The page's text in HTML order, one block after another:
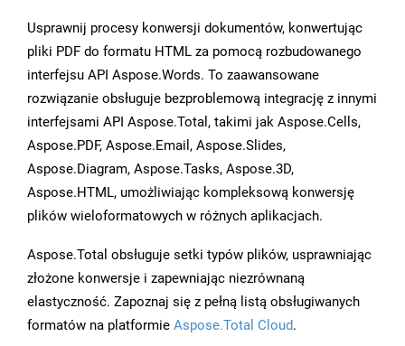
Usprawnij procesy konwersji dokumentów, konwertując
pliki PDF do formatu HTML za pomocą rozbudowanego
interfejsu API Aspose.Words. To zaawansowane
rozwiązanie obsługuje bezproblemową integrację z innymi
interfejsami API Aspose.Total, takimi jak Aspose.Cells,
Aspose.PDF, Aspose.Email, Aspose.Slides,
Aspose.Diagram, Aspose.Tasks, Aspose.3D,
Aspose.HTML, umożliwiając kompleksową konwersję
plików wieloformatowych w różnych aplikacjach.
Aspose.Total obsługuje setki typów plików, usprawniając
złożone konwersje i zapewniając niezrównaną
elastyczność. Zapoznaj się z pełną listą obsługiwanych
formatów na platformie Aspose.Total Cloud.